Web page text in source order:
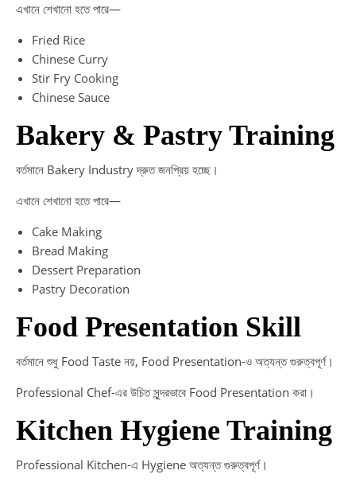
এখানে শেখানো হতে পারে—
Fried Rice
Chinese Curry
Stir Fry Cooking
Chinese Sauce
Bakery & Pastry Training
বর্তমানে Bakery Industry দ্রুত জনপ্রিয় হচ্ছে।
এখানে শেখানো হতে পারে—
Cake Making
Bread Making
Dessert Preparation
Pastry Decoration
Food Presentation Skill
বর্তমানে শুধু Food Taste নয়, Food Presentation-ও অত্যন্ত গুরুত্বপূর্ণ।
Professional Chef-এর উচিত সুন্দরভাবে Food Presentation করা।
Kitchen Hygiene Training
Professional Kitchen-এ Hygiene অত্যন্ত গুরুত্বপূর্ণ।